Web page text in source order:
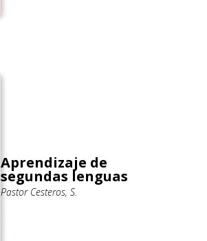
Aprendizaje de
segundas lenguas
Pastor Cesteros, S.